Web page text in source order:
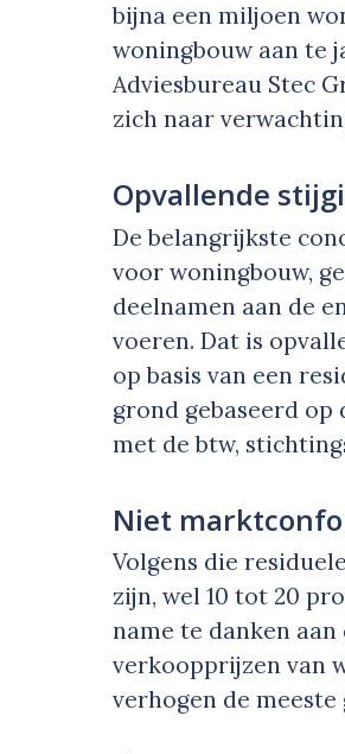
bijna een miljoen
woningbouw aan te
Adviesbureau Stec
zich naar
Opvallende
De belangrijkste
voor woningbouw,
deelnamen aan de
voeren. Dat is
op basis van een
grond gebaseerd
met de btw,
Niet
Volgens die
zijn, wel 10 tot 20
name te danken
verkoopprijzen van
verhogen de